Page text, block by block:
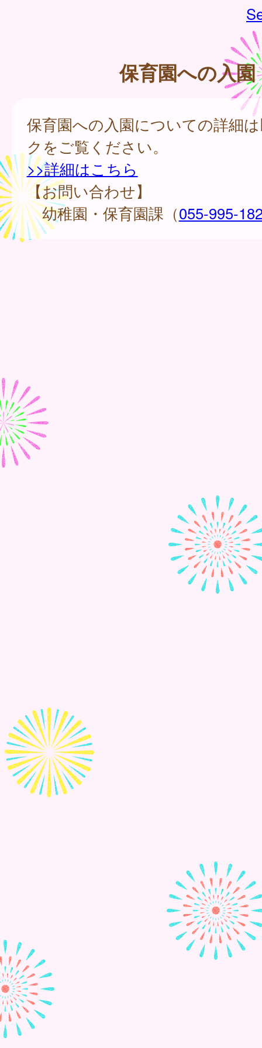
保育園への入園
保育園への入園についての詳細
クをご覧ください。
>>詳細はこちら
【お問い合わせ】
幼稚園・保育園課（055-995-